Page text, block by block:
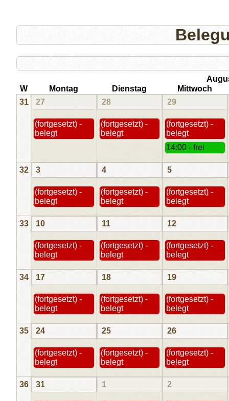
W
Montag Dienstag
Mittwoch
31
27
(fortgesetzt) -
belegt
28
(fortgesetzt) -
belegt
29
(fortgesetzt) -
belegt
14:00 - frei
32 3
(fortgesetzt) -
belegt
4
(fortgesetzt) -
belegt
5
(fortgesetzt) -
belegt
33 10
(fortgesetzt) -
belegt
11
(fortgesetzt) -
belegt
12
(fortgesetzt) -
belegt
34 17
(fortgesetzt) -
belegt
18
(fortgesetzt) -
belegt
19
(fortgesetzt) -
belegt
35 24
(fortgesetzt) -
belegt
25
(fortgesetzt) -
belegt
26
(fortgesetzt) -
belegt
36 31 1 2